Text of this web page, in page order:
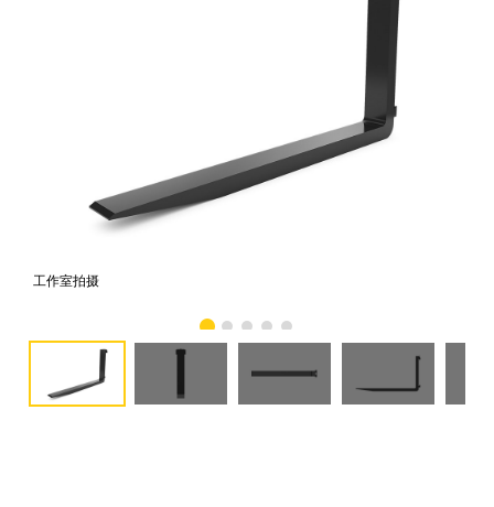
工作室拍摄